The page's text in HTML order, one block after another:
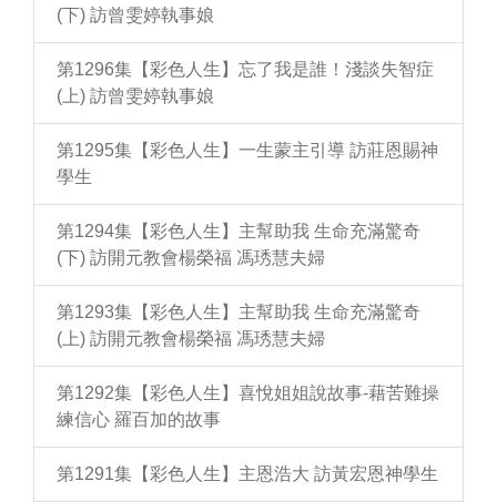
(下) 訪曾雯婷執事娘
第1296集【彩色人生】忘了我是誰！淺談失智症
(上) 訪曾雯婷執事娘
第1295集【彩色人生】一生蒙主引導 訪莊恩賜神
學生
第1294集【彩色人生】主幫助我 生命充滿驚奇
(下) 訪開元教會楊榮福 馮琇慧夫婦
第1293集【彩色人生】主幫助我 生命充滿驚奇
(上) 訪開元教會楊榮福 馮琇慧夫婦
第1292集【彩色人生】喜悅姐姐說故事-藉苦難操
練信心 羅百加的故事
第1291集【彩色人生】主恩浩大 訪黃宏恩神學生